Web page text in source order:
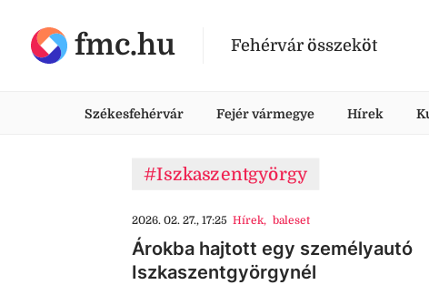
fmc.hu Fehérvár összeköt
Székesfehérvár Fejér vármegye Hírek
#Iszkaszentgyörgy
2026. 02. 27., 17:25 Hírek, baleset
Árokba hajtott egy személyautó
Iszkaszentgyörgynél